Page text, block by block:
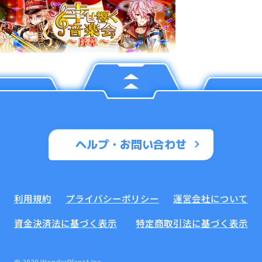
ヘルプ・お問い合わせ
利用規約 プライバシーポリシー
運営会社について
資金決済法に基づく表示
特定商取引法に基づく表示